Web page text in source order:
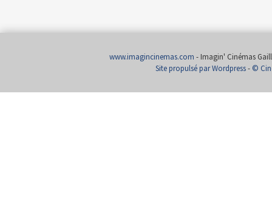
www.imagincinemas.com - Imagin' Cinémas
Site propulsé par Wordpress- ©